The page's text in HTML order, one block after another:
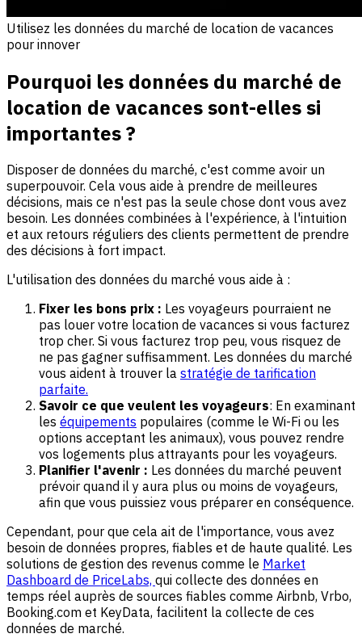
Utilisez les données du marché de location de vacances
pour innover
Pourquoi les données du marché de
location de vacances sont-elles si
importantes ?
Disposer de données du marché, c'est comme avoir un
superpouvoir. Cela vous aide à prendre de meilleures
décisions, mais ce n'est pas la seule chose dont vous avez
besoin. Les données combinées à l'expérience, à l'intuition
et aux retours réguliers des clients permettent de prendre
des décisions à fort impact.
L'utilisation des données du marché vous aide à :
Fixer les bons prix : Les voyageurs pourraient ne
pas louer votre location de vacances si vous facturez
trop cher. Si vous facturez trop peu, vous risquez de
ne pas gagner suffisamment. Les données du marché
vous aident à trouver la stratégie de tarification
parfaite.
Savoir ce que veulent les voyageurs: En examinant
les équipements populaires (comme le Wi-Fi ou les
options acceptant les animaux), vous pouvez rendre
vos logements plus attrayants pour les voyageurs.
Planifier l'avenir : Les données du marché peuvent
prévoir quand il y aura plus ou moins de voyageurs,
afin que vous puissiez vous préparer en conséquence.
Cependant, pour que cela ait de l'importance, vous avez
besoin de données propres, fiables et de haute qualité. Les
solutions de gestion des revenus comme le Market
Dashboard de PriceLabs, qui collecte des données en
temps réel auprès de sources fiables comme Airbnb, Vrbo,
Booking.com et KeyData, facilitent la collecte de ces
données de marché.